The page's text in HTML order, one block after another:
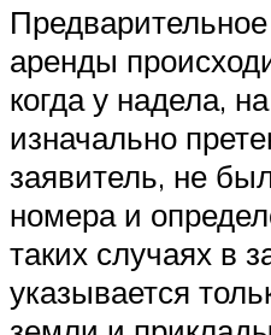
аренды
когда у надела,
изначально
заявитель, не
номера и
таких случаях в
указывается